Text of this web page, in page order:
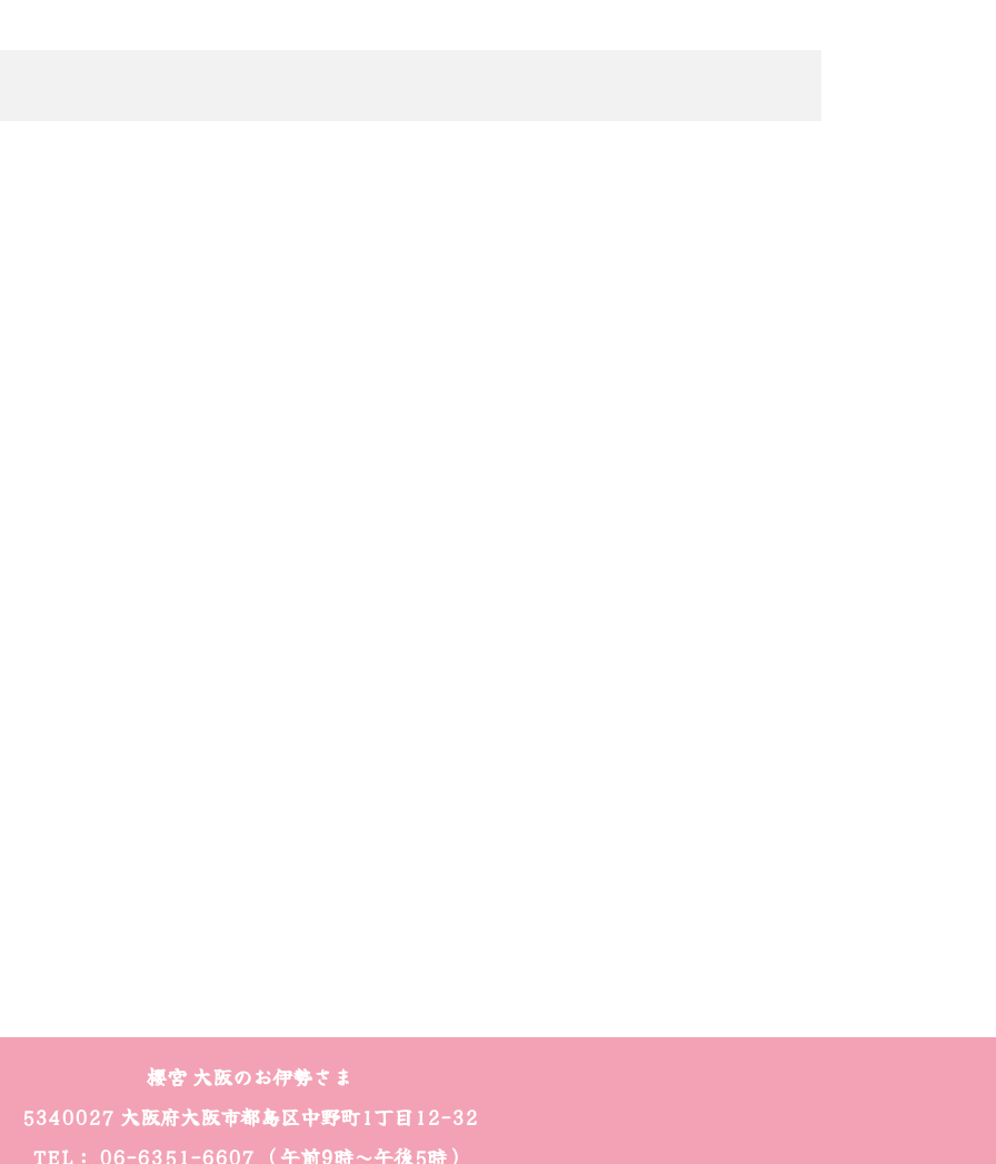
櫻宮 大阪のお伊勢さま
5340027 大阪府大阪市都島区中野町1丁目12-32
TEL： 06-6351-6607 （午前9時～午後5時）